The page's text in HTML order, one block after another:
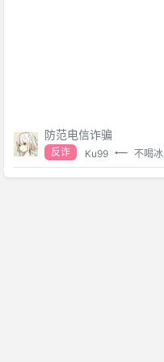
防范电信诈骗
反诈 Ku99 不喝